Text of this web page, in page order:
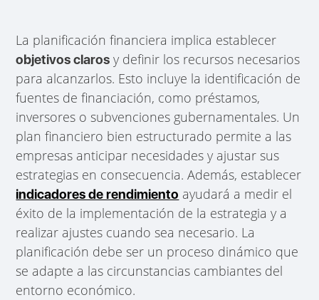
La planificación financiera implica establecer
objetivos claros y definir los recursos necesarios
para alcanzarlos. Esto incluye la identificación de
fuentes de financiación, como préstamos,
inversores o subvenciones gubernamentales. Un
plan financiero bien estructurado permite a las
empresas anticipar necesidades y ajustar sus
estrategias en consecuencia. Además, establecer
indicadores de rendimiento ayudará a medir el
éxito de la implementación de la estrategia y a
realizar ajustes cuando sea necesario. La
planificación debe ser un proceso dinámico que
se adapte a las circunstancias cambiantes del
entorno económico.